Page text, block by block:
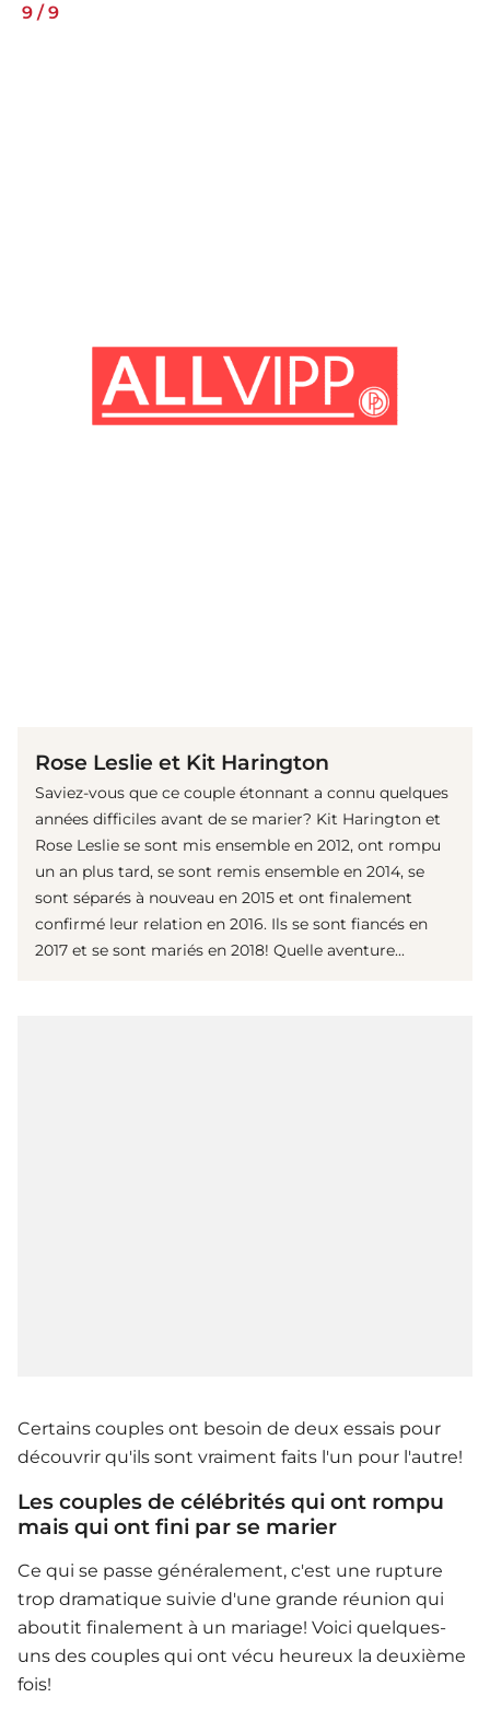
9 /9
Rose Leslie et Kit Harington
Saviez-vous que ce couple étonnant a connu quelques
années difficiles avant de se marier? Kit Harington et
Rose Leslie se sont mis ensemble en 2012, ont rompu
un an plus tard, se sont remis ensemble en 2014, se
sont séparés à nouveau en 2015 et ont finalement
confirmé leur relation en 2016. Ils se sont fiancés en
2017 et se sont mariés en 2018! Quelle aventure...
Certains couples ont besoin de deux essais pour
découvrir qu'ils sont vraiment faits l'un pour l'autre!
Les couples de célébrités qui ont rompu
mais qui ont fini par se marier
Ce qui se passe généralement, c'est une rupture
trop dramatique suivie d'une grande réunion qui
aboutit finalement à un mariage! Voici quelques-
uns des couples qui ont vécu heureux la deuxième
fois!